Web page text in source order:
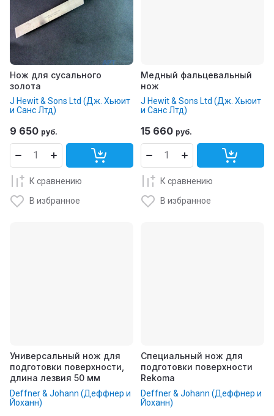
Нож для сусального
золота
J Hewit & Sons Ltd (Дж. Хьюит
и Санс Лтд)
9 650 руб.
К сравнению
В избранное
Медный фальцевальный
нож
J Hewit & Sons Ltd (Дж. Хьюит
и Санс Лтд)
15 660 руб.
К сравнению
В избранное
Универсальный нож для
подготовки поверхности,
длина лезвия 50 мм
Deffner & Johann (Деффнер и
Йоханн)
Специальный нож для
подготовки поверхности
Rekoma
Deffner & Johann (Деффнер и
Йоханн)